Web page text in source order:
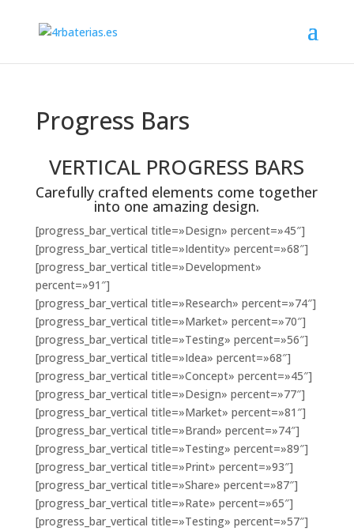
Progress Bars
VERTICAL PROGRESS BARS
Carefully crafted elements come together
into one amazing design.
[progress_bar_vertical title=»Design» percent=»45″]
[progress_bar_vertical title=»Identity» percent=»68″]
[progress_bar_vertical title=»Development»
percent=»91″]
[progress_bar_vertical title=»Research» percent=»74″]
[progress_bar_vertical title=»Market» percent=»70″]
[progress_bar_vertical title=»Testing» percent=»56″]
[progress_bar_vertical title=»Idea» percent=»68″]
[progress_bar_vertical title=»Concept» percent=»45″]
[progress_bar_vertical title=»Design» percent=»77″]
[progress_bar_vertical title=»Market» percent=»81″]
[progress_bar_vertical title=»Brand» percent=»74″]
[progress_bar_vertical title=»Testing» percent=»89″]
[progress_bar_vertical title=»Print» percent=»93″]
[progress_bar_vertical title=»Share» percent=»87″]
[progress_bar_vertical title=»Rate» percent=»65″]
[progress_bar_vertical title=»Testing» percent=»57″]